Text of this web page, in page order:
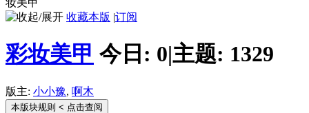
妆美甲
收藏本版 |订阅
彩妆美甲 今日: 0|主题: 1329
版主: 小小豫, 啊木
本版块规则 < 点击查阅